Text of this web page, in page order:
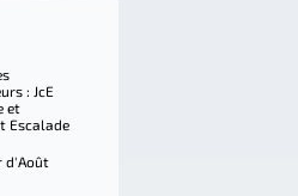
: JcE
et
Escalade
d'Août